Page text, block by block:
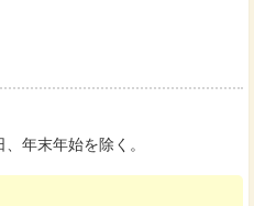
年末年始を除く。